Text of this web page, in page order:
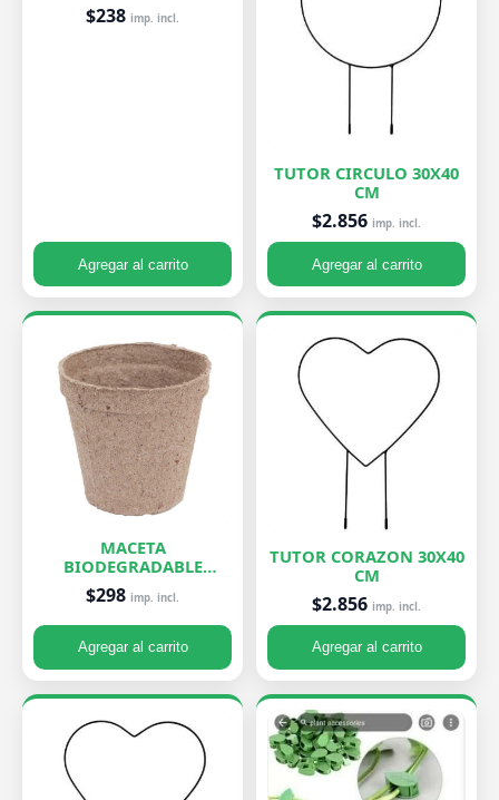
$238 imp. incl.
Agregar al carrito
TUTOR CIRCULO 30X40
CM
$2.856 imp. incl.
Agregar al carrito
MACETA
BIODEGRADABLE
PEQUEÑA 7X8 CM
$298 imp. incl.
Agregar al carrito
TUTOR CORAZON 30X40
CM
$2.856 imp. incl.
Agregar al carrito